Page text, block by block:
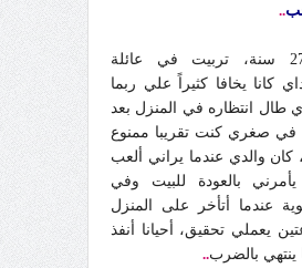
..
أنا عمري 27 سنة، تربيت في عائلة
كانا يخافا كثيراً علي ربما
طال انتظاره في المنزل بعد
في صغري كنت تقريبا ممنوع
كان والدي عندما يراني ألعب
بالعودة للبيت وفي
عندما أتأخر على المنزل
يعملي تحقيق، أحيانا أنفذ
ينتهي بالضرب..